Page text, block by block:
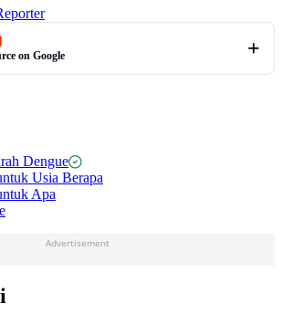
on Google
Dengue
Usia Berapa
Apa
Advertisement